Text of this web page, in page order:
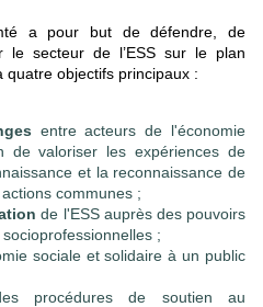
a pour but de défendre, de
le secteur de l’ESS sur le plan
quatre objectifs principaux :
entre acteurs de l'économie
de valoriser les expériences de
et la reconnaissance de
communes ;
de l'ESS auprès des pouvoirs
;
sociale et solidaire à un public
procédures de soutien au